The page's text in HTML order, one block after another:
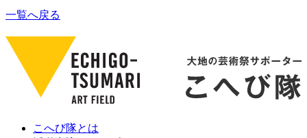
一覧へ戻る
こへび隊とは